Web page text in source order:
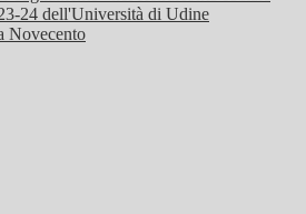
24 dell'Università di Udine
Novecento